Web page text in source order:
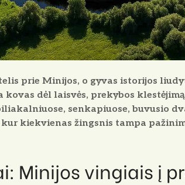
prie Minijos, o gyvas istorijos
dėl laisvės, prekybos
senkapiuose, buvusio
kiekvienas žingsnis tampa
Minijos vingiais į